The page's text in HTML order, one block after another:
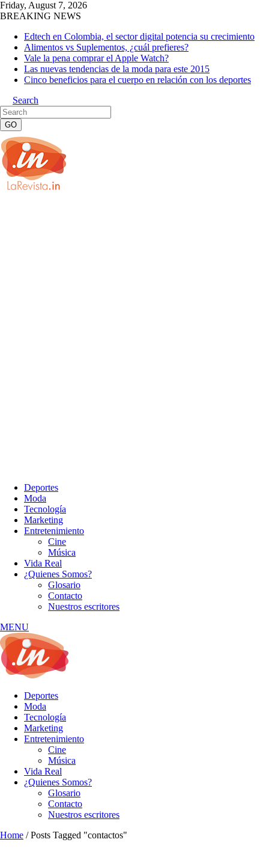
Friday, August 7, 2026
BREAKING NEWS
Edtech en Colombia, el sector digital potencia su crecimiento
Alimentos vs Suplementos, ¿cuál prefieres?
Vale la pena comprar el Apple Watch?
Las nuevas tendencias de la moda para este 2015
Cinco beneficios para el cuerpo en relación con los deportes
Search
Deportes
Moda
Tecnología
Marketing
Entretenimiento
Cine
Música
Vida Real
¿Quienes Somos?
Glosario
Contacto
Nuestros escritores
MENU
Deportes
Moda
Tecnología
Marketing
Entretenimiento
Cine
Música
Vida Real
¿Quienes Somos?
Glosario
Contacto
Nuestros escritores
Home /Posts Tagged "contactos"